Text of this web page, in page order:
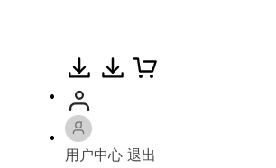
用户中心 退出